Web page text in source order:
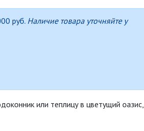
руб. Наличие товара уточняйте у
или теплицу в цветущий оазис,